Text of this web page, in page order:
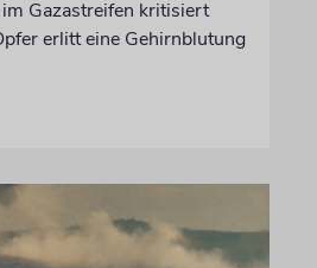
Gazastreifen kritisiert
erlitt eine Gehirnblutung